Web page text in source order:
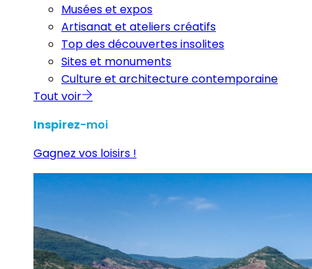
Musées et expos
Artisanat et ateliers créatifs
Top des découvertes insolites
Sites et monuments
Culture et architecture contemporaine
Tout voir
Inspirez-moi
Gagnez vos loisirs !